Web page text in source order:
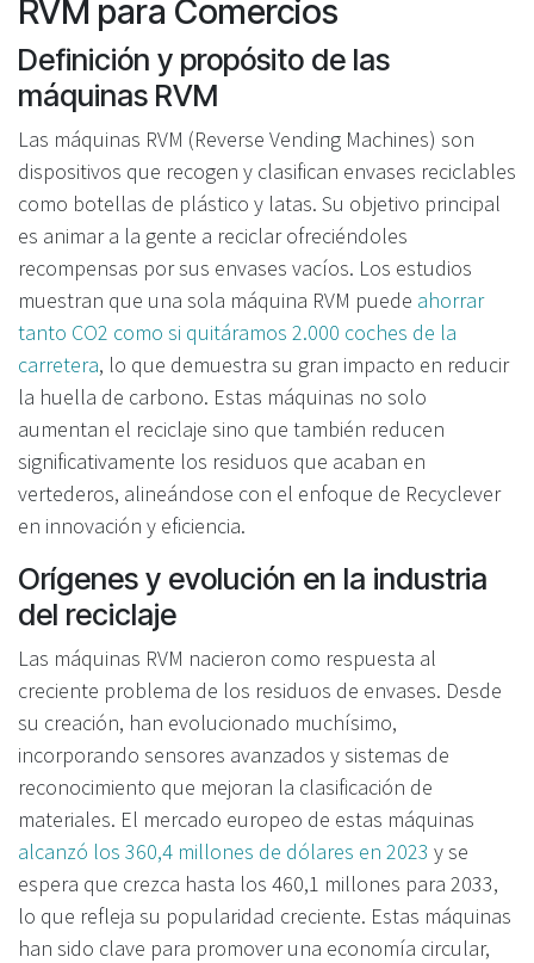
RVM para Comercios
Definición y propósito de las
máquinas RVM
Las máquinas RVM (Reverse Vending Machines) son
dispositivos que recogen y clasifican envases reciclables
como botellas de plástico y latas. Su objetivo principal
es animar a la gente a reciclar ofreciéndoles
recompensas por sus envases vacíos. Los estudios
muestran que una sola máquina RVM puede ahorrar
tanto CO2 como si quitáramos 2.000 coches de la
carretera, lo que demuestra su gran impacto en reducir
la huella de carbono. Estas máquinas no solo
aumentan el reciclaje sino que también reducen
significativamente los residuos que acaban en
vertederos, alineándose con el enfoque de Recyclever
en innovación y eficiencia.
Orígenes y evolución en la industria
del reciclaje
Las máquinas RVM nacieron como respuesta al
creciente problema de los residuos de envases. Desde
su creación, han evolucionado muchísimo,
incorporando sensores avanzados y sistemas de
reconocimiento que mejoran la clasificación de
materiales. El mercado europeo de estas máquinas
alcanzó los 360,4 millones de dólares en 2023 y se
espera que crezca hasta los 460,1 millones para 2033,
lo que refleja su popularidad creciente. Estas máquinas
han sido clave para promover una economía circular,